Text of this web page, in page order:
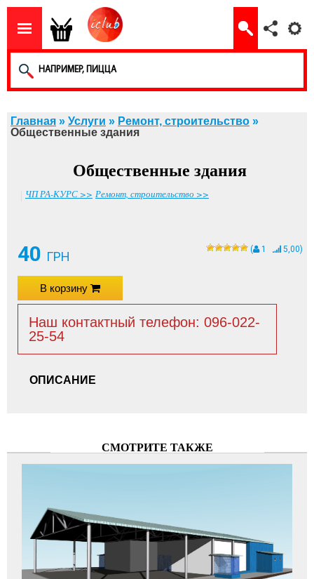
Главная » Услуги » Ремонт, строительство »
Общественные здания
Общественные здания
ЧП РА-КУРС >> Ремонт, строительство >>
40 ГРН ( 1 5,00)
В корзину
Наш контактный телефон: 096-022-
25-54
ОПИСАНИЕ
СМОТРИТЕ ТАКЖЕ